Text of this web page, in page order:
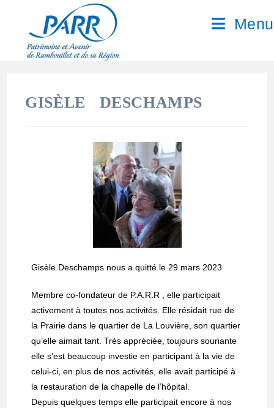
Menu
GISÈLE DESCHAMPS
Gisèle Deschamps nous a quitté le 29 mars 2023
Membre co-fondateur de P.A.R.R , elle participait
activement à toutes nos activités. Elle résidait rue de
la Prairie dans le quartier de La Louvière, son quartier
qu’elle aimait tant. Très appréciée, toujours souriante
elle s’est beaucoup investie en participant à la vie de
celui-ci, en plus de nos activités, elle avait participé à
la restauration de la chapelle de l’hôpital.
Depuis quelques temps elle participait encore à nos